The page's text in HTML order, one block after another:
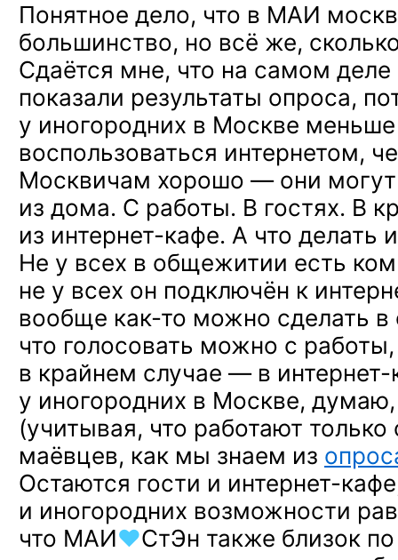
Понятное дело, что в МАИ
большинство, но всё же,
Сдаётся мне, что на самом деле
показали результаты опроса,
у иногородних в Москве
воспользоваться интернетом,
Москвичам хорошо —они могут
из дома. С работы. В гостях. В
из интернет-кафе. А что делать
Не у всех в общежитии есть
не у всех он подключён к
вообще как-то можно сделать в
что голосовать можно с работы,
в крайнем случае — в
у иногородних в Москве,
(учитывая, что работают
маёвцев, как мы знаем из
Остаются гости и интернет-
и иногородних возможности
что МАИ♥СтЭн также близок